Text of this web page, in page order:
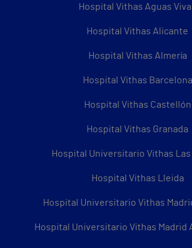
Hospital Vithas Aguas
Hospital Vithas Alicante
Hospital Vithas Almería
Hospital Vithas Barcelona
Hospital Vithas Castellón
Hospital Vithas Granada
Hospital Universitario Vithas Las
Hospital Vithas Lleida
Hospital Universitario Vithas
Hospital Universitario Vithas Madrid